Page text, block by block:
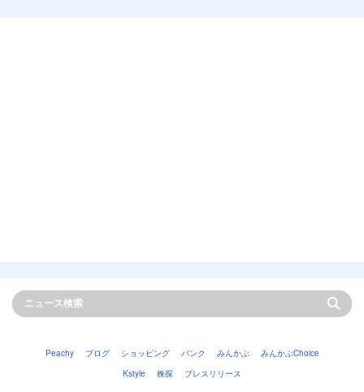
Peachy ブログ ショッピング バンク みんかぶ
みんかぶChoice
Kstyle
株探 プレスリリース